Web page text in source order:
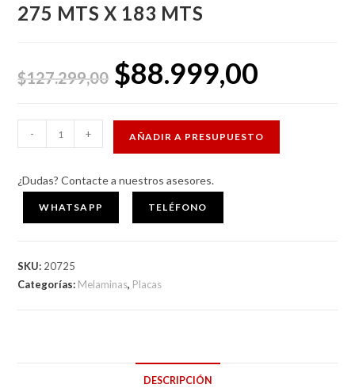
275 MTS X 183 MTS
$127.299,00
El
precio
original
$88.999,00
MELAMINA
MDF
18
MM-
275
X
183
- + AÑADIR A PRESUPUESTO
¿Dudas? Contacte a nuestros asesores.
WHATSAPP TELÉFONO
SKU: 20725
Categorías: Melaminas, Placas
DESCRIPCIÓN